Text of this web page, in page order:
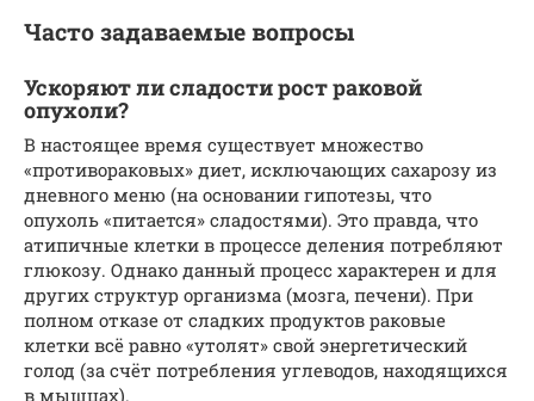
Часто задаваемые вопросы
Ускоряют ли сладости рост раковой
опухоли?
В настоящее время существует множество
«противораковых» диет, исключающих сахарозу из
дневного меню (на основании гипотезы, что
опухоль «питается» сладостями). Это правда, что
атипичные клетки в процессе деления потребляют
глюкозу. Однако данный процесс характерен и для
других структур организма (мозга, печени). При
полном отказе от сладких продуктов раковые
клетки всё равно «утолят» свой энергетический
голод (за счёт потребления углеводов, находящихся
в мышцах).